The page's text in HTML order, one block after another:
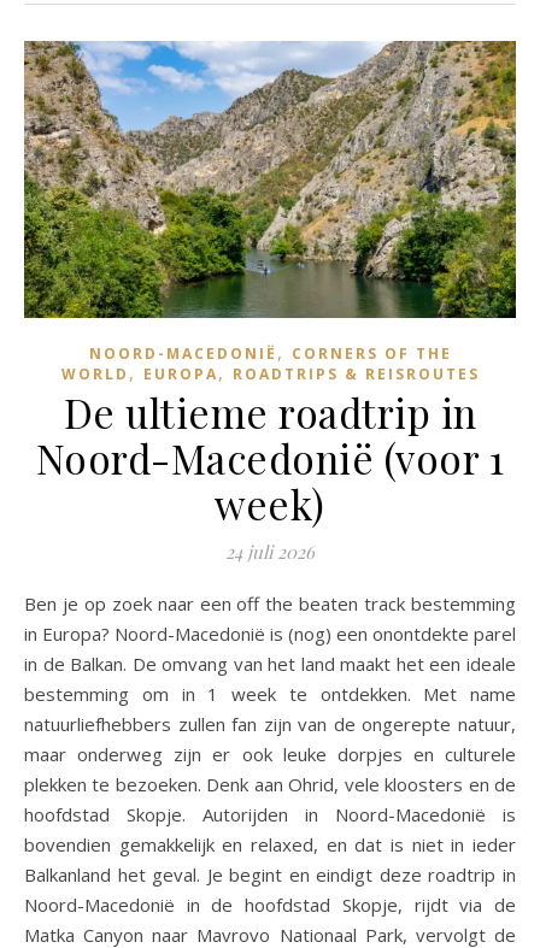
NOORD-MACEDONIË , CORNERS OF THE
WORLD , EUROPA, ROADTRIPS & REISROUTES
De ultieme roadtrip in
Noord-Macedonië (voor 1
week)
24 juli 2026
Ben je op zoek naar een off the beaten track bestemming
in Europa? Noord-Macedonië is (nog) een onontdekte parel
in de Balkan. De omvang van het land maakt het een ideale
bestemming om in 1 week te ontdekken. Met name
natuurliefhebbers zullen fan zijn van de ongerepte natuur,
maar onderweg zijn er ook leuke dorpjes en culturele
plekken te bezoeken. Denk aan Ohrid, vele kloosters en de
hoofdstad Skopje. Autorijden in Noord-Macedonië is
bovendien gemakkelijk en relaxed, en dat is niet in ieder
Balkanland het geval. Je begint en eindigt deze roadtrip in
Noord-Macedonië in de hoofdstad Skopje, rijdt via de
Matka Canyon naar Mavrovo Nationaal Park, vervolgt de